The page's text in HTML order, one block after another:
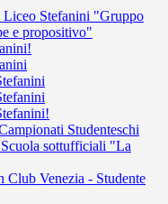
Stefanini "Gruppo
e propositivo"
Studenteschi
sottufficiali "La
Club Venezia - Studente